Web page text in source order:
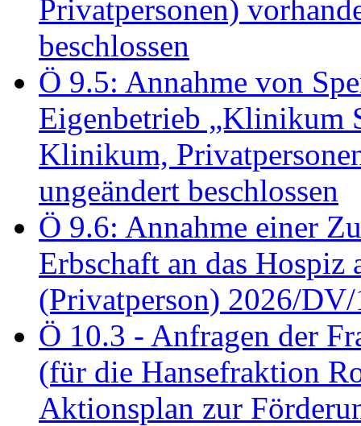
Privatpersonen)
beschlossen
Ö 9.5: Annahme von
Eigenbetrieb „Klinikum
Klinikum,
ungeändert beschlossen
Ö 9.6: Annahme einer
Erbschaft an das
(Privatperson) 2026/DV/
Ö 10.3 - Anfragen der
(für die Hansefraktion
Aktionsplan zur